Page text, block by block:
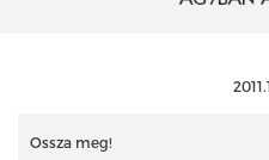
Ossza meg!